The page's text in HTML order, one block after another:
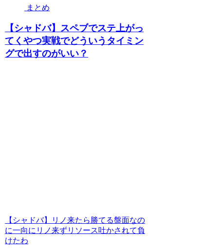
まとめ
【シャドバ】スペブでステ上がっ
てくやつ実戦でどういうタイミン
グで出すのがいい？
【シャドバ】リノ来たら勝てる盤面なの
に一向にリノ来ずリソース吐かされて負
けたわ